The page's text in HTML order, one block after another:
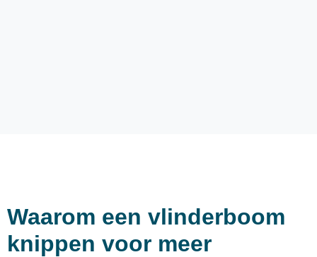
Waarom een vlinderboom
knippen voor meer